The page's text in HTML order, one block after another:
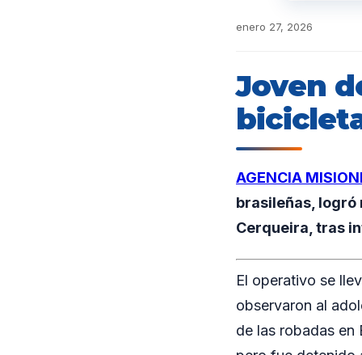
enero 27, 2026
Joven
AGENCIA
brasileñas, logró
Cerqueira, tras
El operativo se
observaron al
de las robadas en